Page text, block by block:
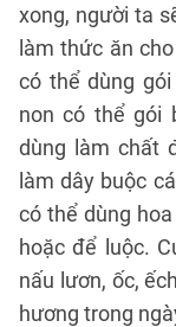
xong, người ta
làm thức ăn
có thể dùng
non có thể gói
dùng làm chất
làm dây buộc
có thể dùng
hoặc để luộc.
nấu lươn, ốc,
hương trong